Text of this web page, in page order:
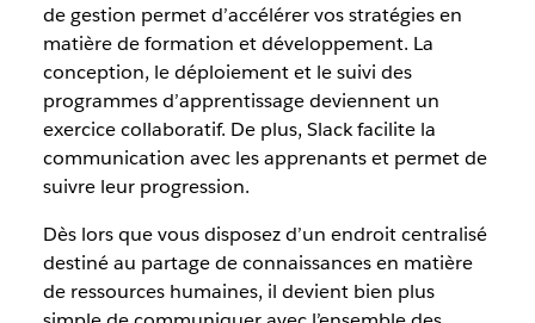
de gestion permet d’accélérer vos stratégies en
matière de formation et développement. La
conception, le déploiement et le suivi des
programmes d’apprentissage deviennent un
exercice collaboratif. De plus, Slack facilite la
communication avec les apprenants et permet de
suivre leur progression.
Dès lors que vous disposez d’un endroit centralisé
destiné au partage de connaissances en matière
de ressources humaines, il devient bien plus